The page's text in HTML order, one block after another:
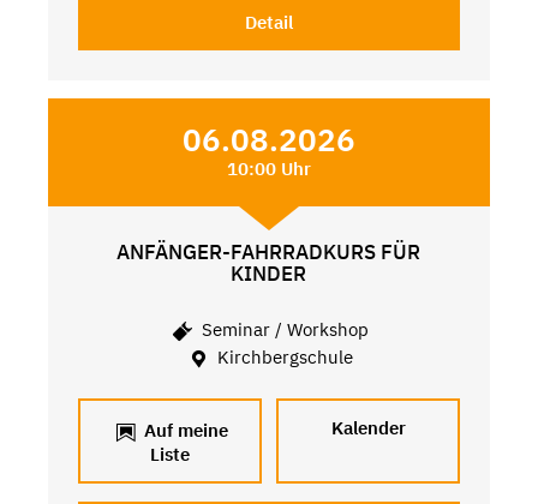
Detail
06.08.2026
10:00 Uhr
ANFÄNGER-FAHRRADKURS FÜR
KINDER
Seminar / Workshop
Kirchbergschule
Auf meine
Liste
Kalender